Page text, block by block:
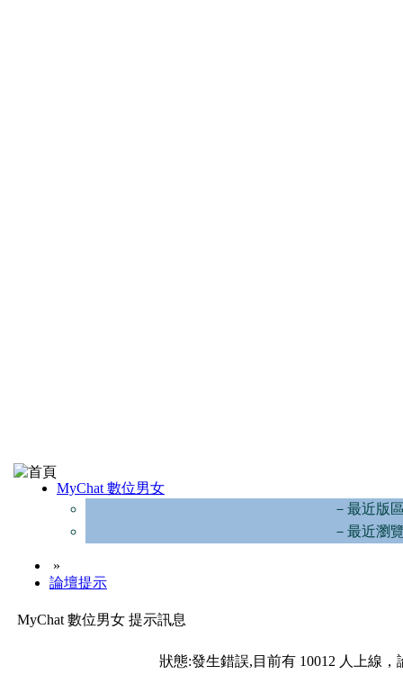
MyChat 數位男女
－最近版
－最近瀏
»
論壇提示
MyChat 數位男女 提示訊息
狀態:發生錯誤,目前有 10012 人上線